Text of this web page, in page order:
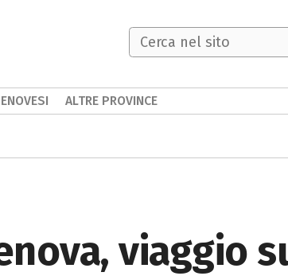
viaggio
ALTRE PROVINCE